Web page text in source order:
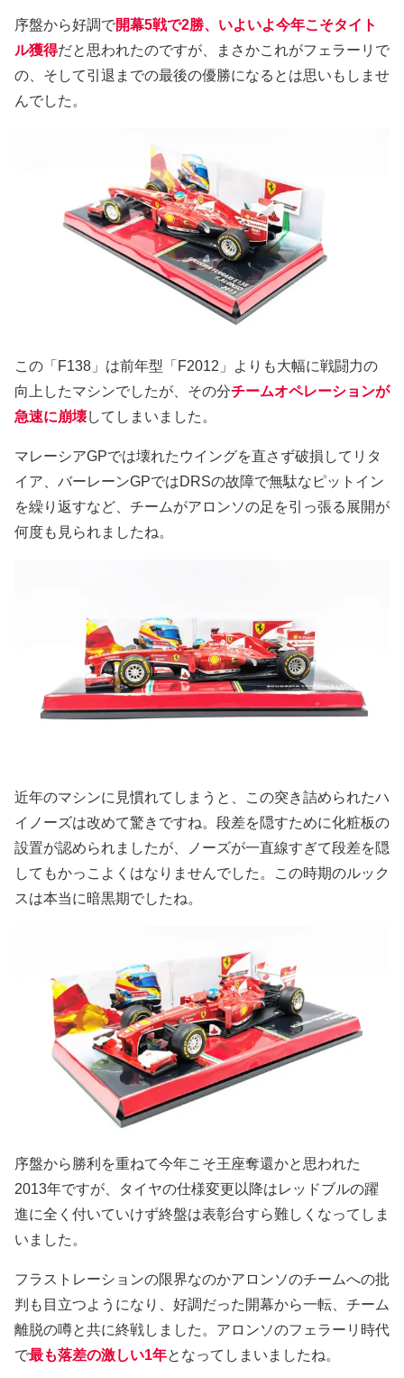
序盤から好調で開幕5戦で2勝、いよいよ今年こそタイト
ル獲得だと思われたのですが、まさかこれがフェラーリで
の、そして引退までの最後の優勝になるとは思いもしませ
んでした。
この「F138」は前年型「F2012」よりも大幅に戦闘力の
向上したマシンでしたが、その分チームオペレーションが
急速に崩壊してしまいました。
マレーシアGPでは壊れたウイングを直さず破損してリタ
イア、バーレーンGPではDRSの故障で無駄なピットイン
を繰り返すなど、チームがアロンソの足を引っ張る展開が
何度も見られましたね。
近年のマシンに見慣れてしまうと、この突き詰められたハ
イノーズは改めて驚きですね。段差を隠すために化粧板の
設置が認められましたが、ノーズが一直線すぎて段差を隠
してもかっこよくはなりませんでした。この時期のルック
スは本当に暗黒期でしたね。
序盤から勝利を重ねて今年こそ王座奪還かと思われた
2013年ですが、タイヤの仕様変更以降はレッドブルの躍
進に全く付いていけず終盤は表彰台すら難しくなってしま
いました。
フラストレーションの限界なのかアロンソのチームへの批
判も目立つようになり、好調だった開幕から一転、チーム
離脱の噂と共に終戦しました。アロンソのフェラーリ時代
で最も落差の激しい1年となってしまいましたね。